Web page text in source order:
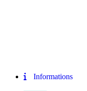
Informations